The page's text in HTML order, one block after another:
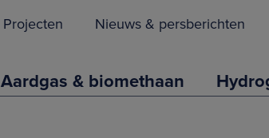
Projecten Nieuws & persberichten
Aardgas & biomethaan